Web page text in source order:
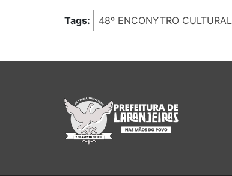
Tags: 48º ENCONYTRO CULTURAL